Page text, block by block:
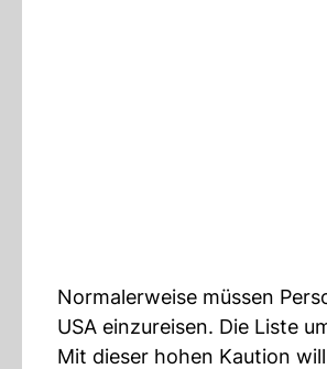
Normalerweise müssen
USA einzureisen. Die Liste
Mit dieser hohen Kaution